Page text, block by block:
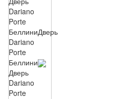
Dariano
Porte
БеллиниДверь
Dariano
Porte
Беллини
Дверь
Dariano
Porte